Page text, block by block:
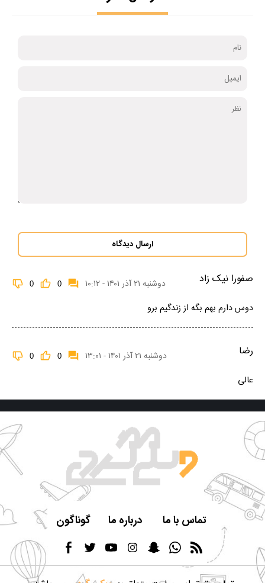
ارسال دیدگاه
صفورا نیک زاد دوشنبه ۲۱ آذر ۱۴۰۱ - ۱۰:۱۲ 0
0
دوس دارم بهم بگه از زندگیم برو
رضا دوشنبه ۲۱ آذر ۱۴۰۱ - ۱۳:۰۱ 0
0
عالی
تماس با ما درباره ما گوناگون